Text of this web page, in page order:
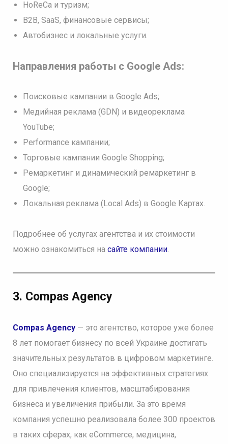
HoReCa и туризм;
B2B, SaaS, финансовые сервисы;
Автобизнес и локальные услуги.
Направления работы с Google Ads:
Поисковые кампании в Google Ads;
Медийная реклама (GDN) и видеореклама
YouTube;
Performance кампании;
Торговые кампании Google Shopping;
Ремаркетинг и динамический ремаркетинг в
Google;
Локальная реклама (Local Ads) в Google Картах.
Подробнее об услугах агентства и их стоимости
можно ознакомиться на сайте компании.
3. Compas Agency
Compas Agency— это агентство, которое уже более
8 лет помогает бизнесу по всей Украине достигать
значительных результатов в цифровом маркетинге.
Оно специализируется на эффективных стратегиях
для привлечения клиентов, масштабирования
бизнеса и увеличения прибыли. За это время
компания успешно реализовала более 300 проектов
в таких сферах, как eCommerce, медицина,